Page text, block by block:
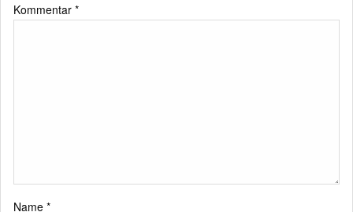
Kommentar *
Name *